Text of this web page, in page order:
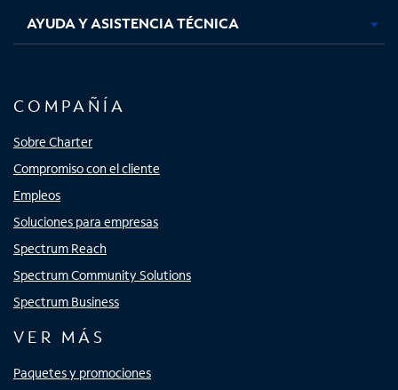
AYUDA Y ASISTENCIA TÉCNICA
COMPAÑÍA
Sobre Charter
Compromiso con el cliente
Empleos
Soluciones para empresas
Spectrum Reach
Spectrum Community Solutions
Spectrum Business
VER MÁS
Paquetes y promociones